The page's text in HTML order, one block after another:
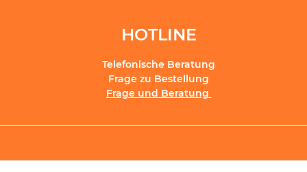
HOTLINE
Telefonische Beratung
Frage zu Bestellung
Frage und Beratung